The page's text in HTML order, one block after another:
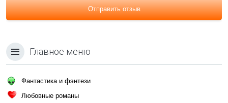
Отправить отзыв
Главное меню
Фантастика и фэнтези
Любовные романы